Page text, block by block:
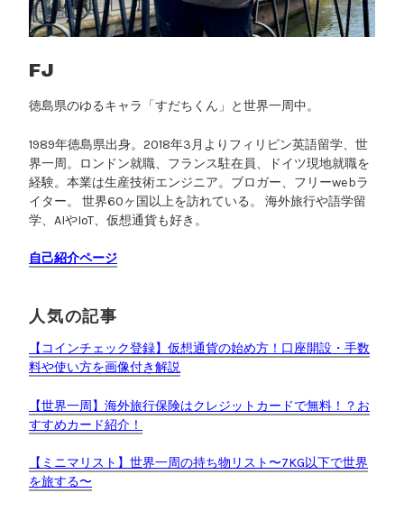
直
ー
2
0
2
6
FJ
徳島県のゆるキャラ「すだちくん」と世界一周中。
1989年徳島県出身。2018年3月よりフィリピン英語留学、世
界一周。ロンドン就職、フランス駐在員、ドイツ現地就職を
経験。本業は生産技術エンジニア。ブロガー、フリーwebラ
イター。 世界60ヶ国以上を訪れている。 海外旅行や語学留
学、AIやIoT、仮想通貨も好き。
自己紹介ページ
人気の記事
【コインチェック登録】仮想通貨の始め方！口座開設・手数
料や使い方を画像付き解説
【世界一周】海外旅行保険はクレジットカードで無料！？お
すすめカード紹介！
【ミニマリスト】世界一周の持ち物リスト〜7KG以下で世界
を旅する〜